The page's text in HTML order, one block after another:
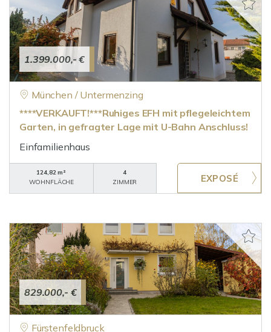
1.399.000,- €
München / Untermenzing
****VERKAUFT!***Ruhiges EFH mit pflegeleichtem
Garten, in gefragter Lage mit U-Bahn Anschluss!
Einfamilienhaus
124,82 m²
WOHNFLÄCHE
4
ZIMMER
829.000,- €
Fürstenfeldbruck